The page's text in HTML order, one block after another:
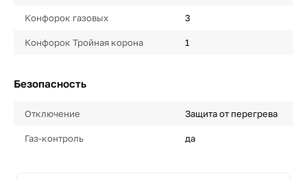
Конфорок газовых 3
Конфорок Тройная корона 1
Безопасность
Отключение Защита от перегрева
Газ-контроль да